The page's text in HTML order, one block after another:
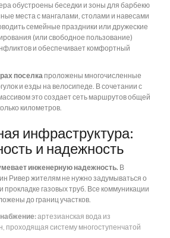
обустроены беседки и зоны для барбекю
места с мангалами, столами и навесами
семейные праздники или дружеские
(или свободное пользование)
и обеспечивает комфортный
поселка проложены многочисленные
и езды на велосипеде. В сочетании с
это создает сеть маршрутов общей
километров.
инфраструктура:
и надежность
инженерную надежность. В
Ривер жителям не нужно задумываться о
прокладке газовых труб. Все коммуникации
до границ участков.
артезианская вода из
проходящая систему многоступенчатой